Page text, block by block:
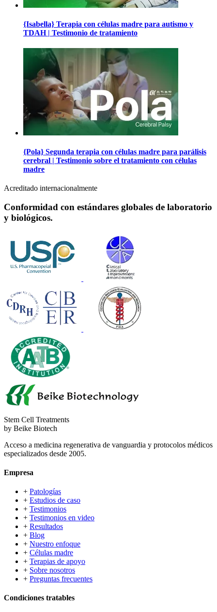
{Isabella} Terapia con células madre para autismo y
TDAH | Testimonio de tratamiento
{Pola} Segunda terapia con células madre para parálisis
cerebral | Testimonio sobre el tratamiento con células
madre
Acreditado internacionalmente
Conformidad con estándares globales de laboratorio
y biológicos.
Stem Cell Treatments
by Beike Biotech
Acceso a medicina regenerativa de vanguardia y protocolos médicos
especializados desde 2005.
Empresa
+ Patologías
+ Estudios de caso
+ Testimonios
+ Testimonios en video
+ Resultados
+ Blog
+ Nuestro enfoque
+ Células madre
+ Terapias de apoyo
+ Sobre nosotros
+ Preguntas frecuentes
Condiciones tratables